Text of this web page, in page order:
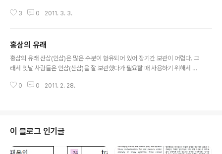
유래되었다. 사포닌은 algycone의 골격구조에 따라 triterpenoid 계와 ster
성이 매우 온화하고 과량투여에 의한 독성이 없을 뿐 아니라 용혈작용이 거의
없는 것으로 밝혀져 있다. 인삼에 함유되어 있는 배당체(glycoside)란 뜻으로
ginsenoside라고 명명하였으며 분자량은 대략 800..
3 0 2011. 3. 3.
홍삼의 유래
홍삼의 유래 산삼(인삼)은 많은 수분이 함유되어 있어 장기간 보관이 어렵다. 그
래서 옛날 사람들은 인삼(산삼)을 잘 보관했다가 필요할 때 사용하기 위해서 여
초강목(本草綱目)에 보면 “인삼은 나무좀이나 벌레에 해를 받기 쉽다. 새 그릇
는다” 라고 적혀 있다. 이는 삼을 보관하는 방법으로 널리 이용되었다. 우리나라
에서는 고려 문종 때 개발되었다(김동현) 송나라 사신 서긍이 고려에 와서 보고
들은 바를 그린 ..
0 0 2011. 2. 28.
이 블로그 인기글